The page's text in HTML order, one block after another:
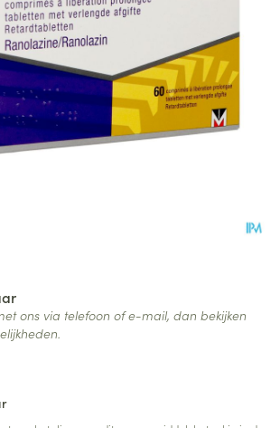
ons via telefoon of e-mail, dan bekijken